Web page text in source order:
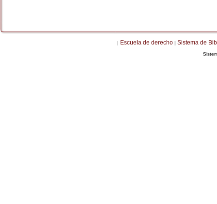
| Escuela de derecho | Sistema de